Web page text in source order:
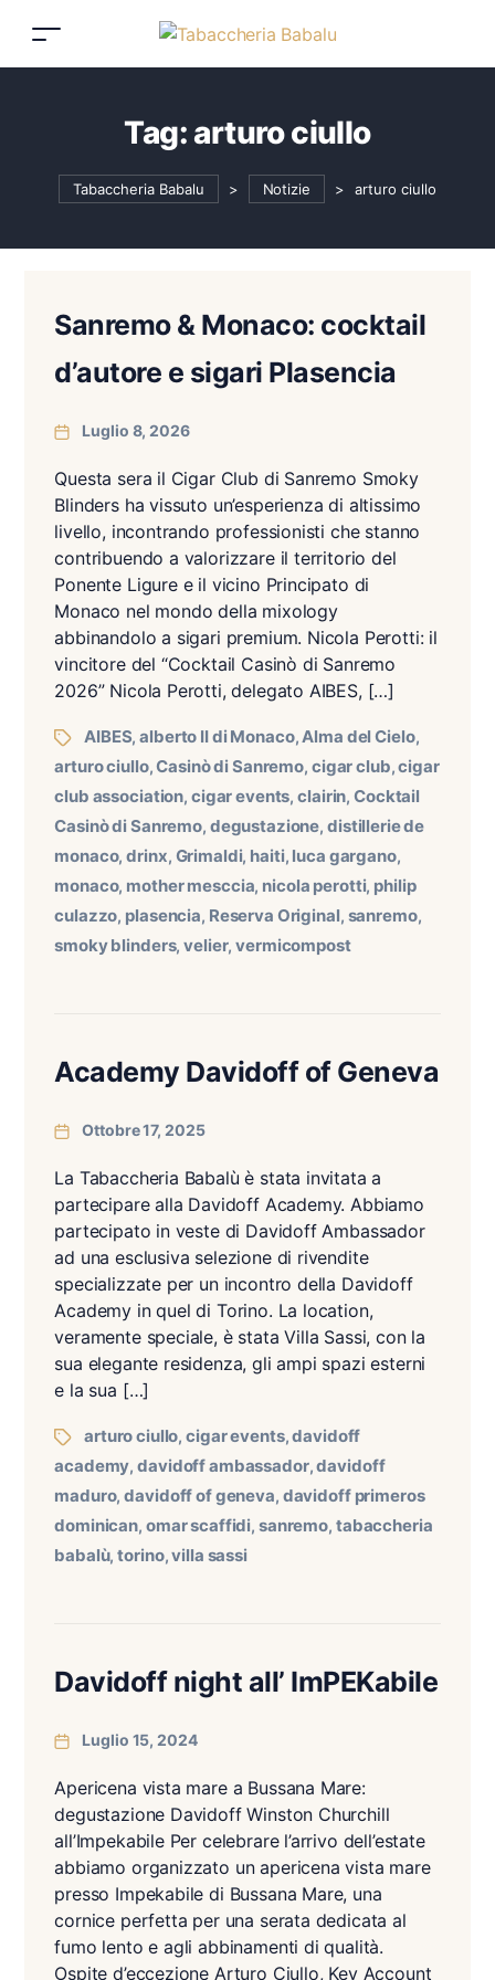
Tag:arturo ciullo
Tabaccheria Babalu > Notizie > arturo ciullo
Sanremo & Monaco: cocktail
d’autore e sigari Plasencia
Luglio 8, 2026
Questa sera il Cigar Club di Sanremo Smoky
Blinders ha vissuto un’esperienza di altissimo
livello, incontrando professionisti che stanno
contribuendo a valorizzare il territorio del
Ponente Ligure e il vicino Principato di
Monaco nel mondo della mixology
abbinandolo a sigari premium. Nicola Perotti: il
vincitore del “Cocktail Casinò di Sanremo
2026” Nicola Perotti, delegato AIBES, […]
AIBES,alberto II di Monaco, Alma del Cielo,
arturo ciullo,Casinò di Sanremo, cigar club,cigar
club association, cigar events,clairin,Cocktail
Casinò di Sanremo, degustazione,distillerie de
monaco,drinx, Grimaldi, haiti, luca gargano,
monaco, mother mesccia, nicola perotti, philip
culazzo, plasencia, Reserva Original, sanremo,
smoky blinders,velier,vermicompost
Academy Davidoff of Geneva
Ottobre 17, 2025
La Tabaccheria Babalù è stata invitata a
partecipare alla Davidoff Academy. Abbiamo
partecipato in veste di Davidoff Ambassador
ad una esclusiva selezione di rivendite
specializzate per un incontro della Davidoff
Academy in quel di Torino. La location,
veramente speciale, è stata Villa Sassi, con la
sua elegante residenza, gli ampi spazi esterni
e la sua […]
arturo ciullo,cigar events,davidoff
academy,davidoff ambassador,davidoff
maduro,davidoff of geneva, davidoff primeros
dominican, omar scaffidi,sanremo, tabaccheria
babalù,torino,villa sassi
Davidoff night all’ ImPEKabile
Luglio 15, 2024
Apericena vista mare a Bussana Mare:
degustazione Davidoff Winston Churchill
all’Impekabile Per celebrare l’arrivo dell’estate
abbiamo organizzato un apericena vista mare
presso Impekabile di Bussana Mare, una
cornice perfetta per una serata dedicata al
fumo lento e agli abbinamenti di qualità.
Ospite d’eccezione Arturo Ciullo, Key Account